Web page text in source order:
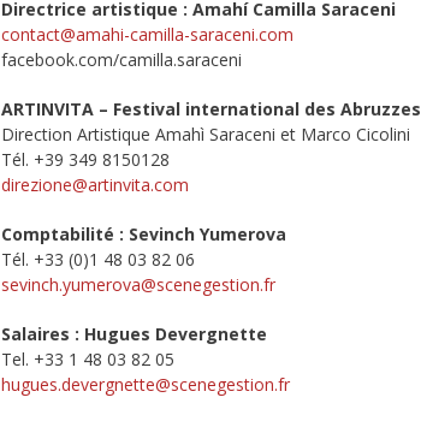
Directrice artistique : Amahí Camilla Saraceni
contact@amahi-camilla-saraceni.com
facebook.com/camilla.saraceni
ARTINVITA – Festival international des Abruzzes
Direction Artistique Amahì Saraceni et Marco Cicolini
Tél. +39 349 8150128
direzione@artinvita.com
Comptabilité : Sevinch Yumerova
Tél. +33 (0)1 48 03 82 06
sevinch.yumerova@scenegestion.fr
Salaires : Hugues Devergnette
Tel. +33 1 48 03 82 05
hugues.devergnette@scenegestion.fr